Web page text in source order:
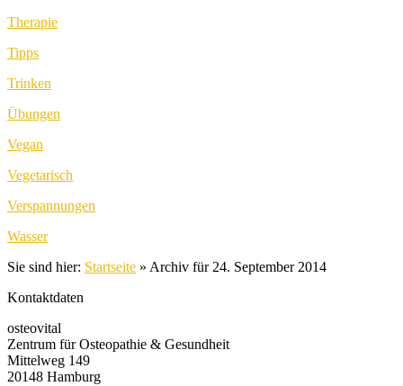
Therapie
Tipps
Trinken
Übungen
Vegan
Vegetarisch
Verspannungen
Wasser
Sie sind hier: Startseite » Archiv für 24. September 2014
Kontaktdaten
osteovital
Zentrum für Osteopathie & Gesundheit
Mittelweg 149
20148 Hamburg